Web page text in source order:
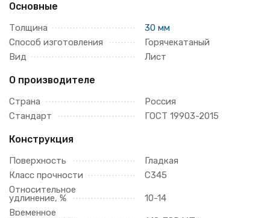
Основные
Толщина
30 мм
Способ изготовления
Горячекатаный
Вид
Лист
О производителе
Страна
Россия
Стандарт
ГОСТ 19903-2015
Конструкция
Поверхность
Гладкая
Класс прочности
С345
Относительное
удлинение, %
10-14
Временное